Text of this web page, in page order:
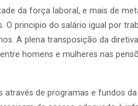
da força laboral, e mais de
principio do salário igual por
A plena transposição da
homens e mulheres nas
de programas e fundos